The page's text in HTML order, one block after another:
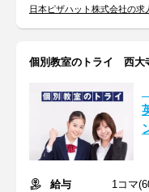
日本ピザハット株式会社の求
個別教室のトライ 西大
給与
1コマ